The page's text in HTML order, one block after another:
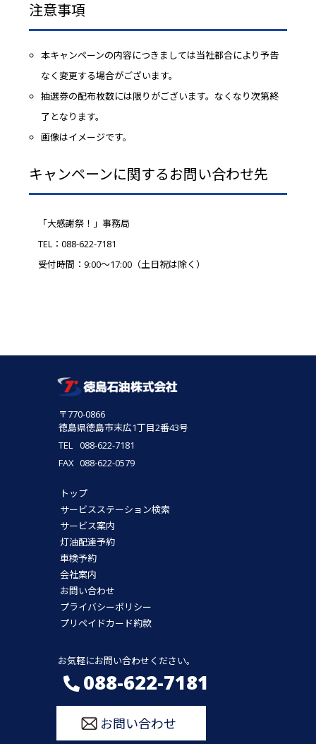
注意事項
本キャンペーンの内容につきましては当社都合により予告
なく変更する場合がございます。
抽選券の配布枚数には限りがございます。なくなり次第終
了となります。
画像はイメージです。
キャンペーンに関するお問い合わせ先
「大感謝祭！」事務局
TEL：088-622-7181
受付時間：9:00～17:00（土日祝は除く）
〒770-0866
徳島県徳島市末広1丁目2番43号
TEL 088-622-7181
FAX 088-622-0579
トップ
サービスステーション検索
サービス案内
灯油配達予約
車検予約
会社案内
お問い合わせ
プライバシーポリシー
プリペイドカード約款
お気軽にお問い合わせください。
088-622-7181
お問い合わせ